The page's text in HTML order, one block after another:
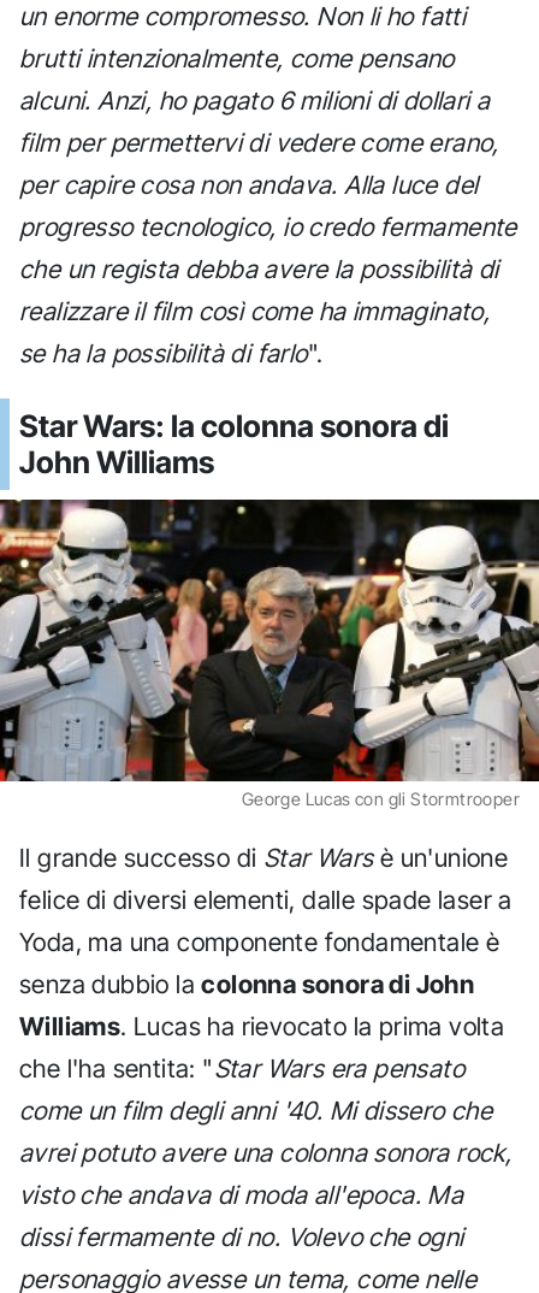
un enorme compromesso. Non li ho fatti
brutti intenzionalmente, come pensano
alcuni. Anzi, ho pagato 6 milioni di dollari a
film per permettervi di vedere come erano,
per capire cosa non andava. Alla luce del
progresso tecnologico, io credo fermamente
che un regista debba avere la possibilità di
realizzare il film così come ha immaginato,
se ha la possibilità di farlo".
Star Wars: la colonna sonora di
John Williams
George Lucas con gli Stormtrooper
Il grande successo di Star Warsè un'unione
felice di diversi elementi, dalle spade laser a
Yoda, ma una componente fondamentale è
senza dubbio lacolonna sonora di John
Williams. Lucas ha rievocato la prima volta
che l'ha sentita: "Star Wars era pensato
come un film degli anni '40. Mi dissero che
avrei potuto avere una colonna sonora rock,
visto che andava di moda all'epoca. Ma
dissi fermamente di no. Volevo che ogni
personaggio avesse un tema, come nelle